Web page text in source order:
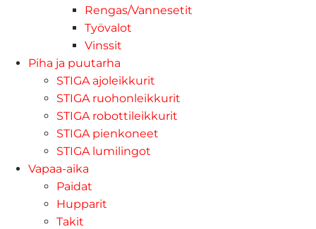
Rengas/Vannesetit
Työvalot
Vinssit
Piha ja puutarha
STIGA ajoleikkurit
STIGA ruohonleikkurit
STIGA robottileikkurit
STIGA pienkoneet
STIGA lumilingot
Vapaa-aika
Paidat
Hupparit
Takit